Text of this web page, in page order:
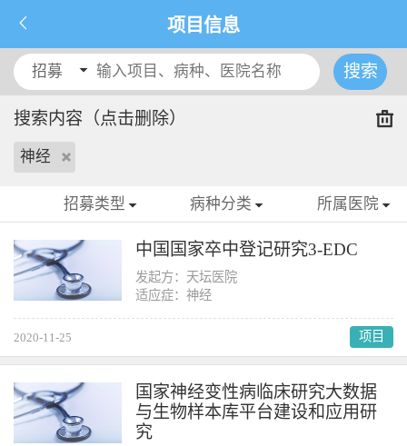
项目信息
招募 搜索
搜索内容（点击删除）
神经
招募类型 病种分类 所属医院
中国国家卒中登记研究3-EDC
发起方：天坛医院
适应症：神经
2020-11-25 项目
国家神经变性病临床研究大数据
与生物样本库平台建设和应用研
究